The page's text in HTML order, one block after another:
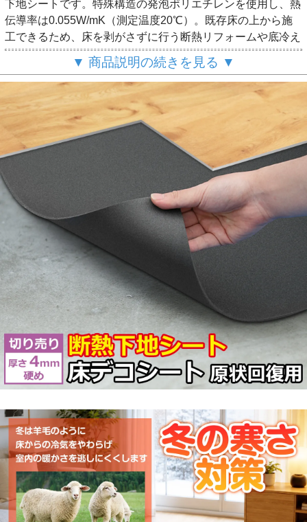
下地シートです。特殊構造の発泡ポリエチレンを使用し、熱
伝導率は0.055W/mK（測定温度20℃）。既存床の上から施
工できるため、床を剥がさずに行う断熱リフォームや底冷え
対策、床の保護、賃貸住宅の原状回復に配慮した床づくりに
適しています。薄型なので施工後の段差やドア・サッシとの
干渉を抑えやすく、既存床の撤去や廃材処分、建具の調整な
どの付帯工事を減らすことで、工事費の削減と施工期間の短
縮につながります。サイズは厚さ4mm×幅1m 長さは1m単
位で切り売りさせていただきます。フロアタイルやタイルカ
ーペットなどの床材下地として使用できます。
▼ 商品説明の続きを見る ▼